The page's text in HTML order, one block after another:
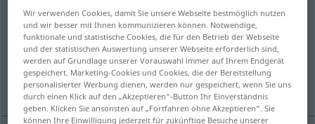
boulonner [bulɔne]v/t
Übersicht aller Übersetzungen
(Für mehr Details die Übersetzung anklicken/antippen)
ver-, zusammenschrauben
Wir verwenden Cookies, damit Sie unsere Webseite bestmöglich nutzen
und wir besser mit Ihnen kommunizieren können. Notwendige,
funktionale und statistische Cookies, die für den Betrieb der Webseite
und der statistischen Auswertung unserer Webseite erforderlich sind,
werden auf Grundlage unserer Vorauswahl immer auf Ihrem Endgerät
gespeichert. Marketing-Cookies und Cookies, die der Bereitstellung
personalisierter Werbung dienen, werden nur gespeichert, wenn Sie uns
durch einen Klick auf den „Akzeptieren“-Button Ihr Einverständnis
geben. Klicken Sie ansonsten auf „Fortfahren ohne Akzeptieren“. Sie
können Ihre Einwilligung jederzeit für zukünftige Besuche unserer